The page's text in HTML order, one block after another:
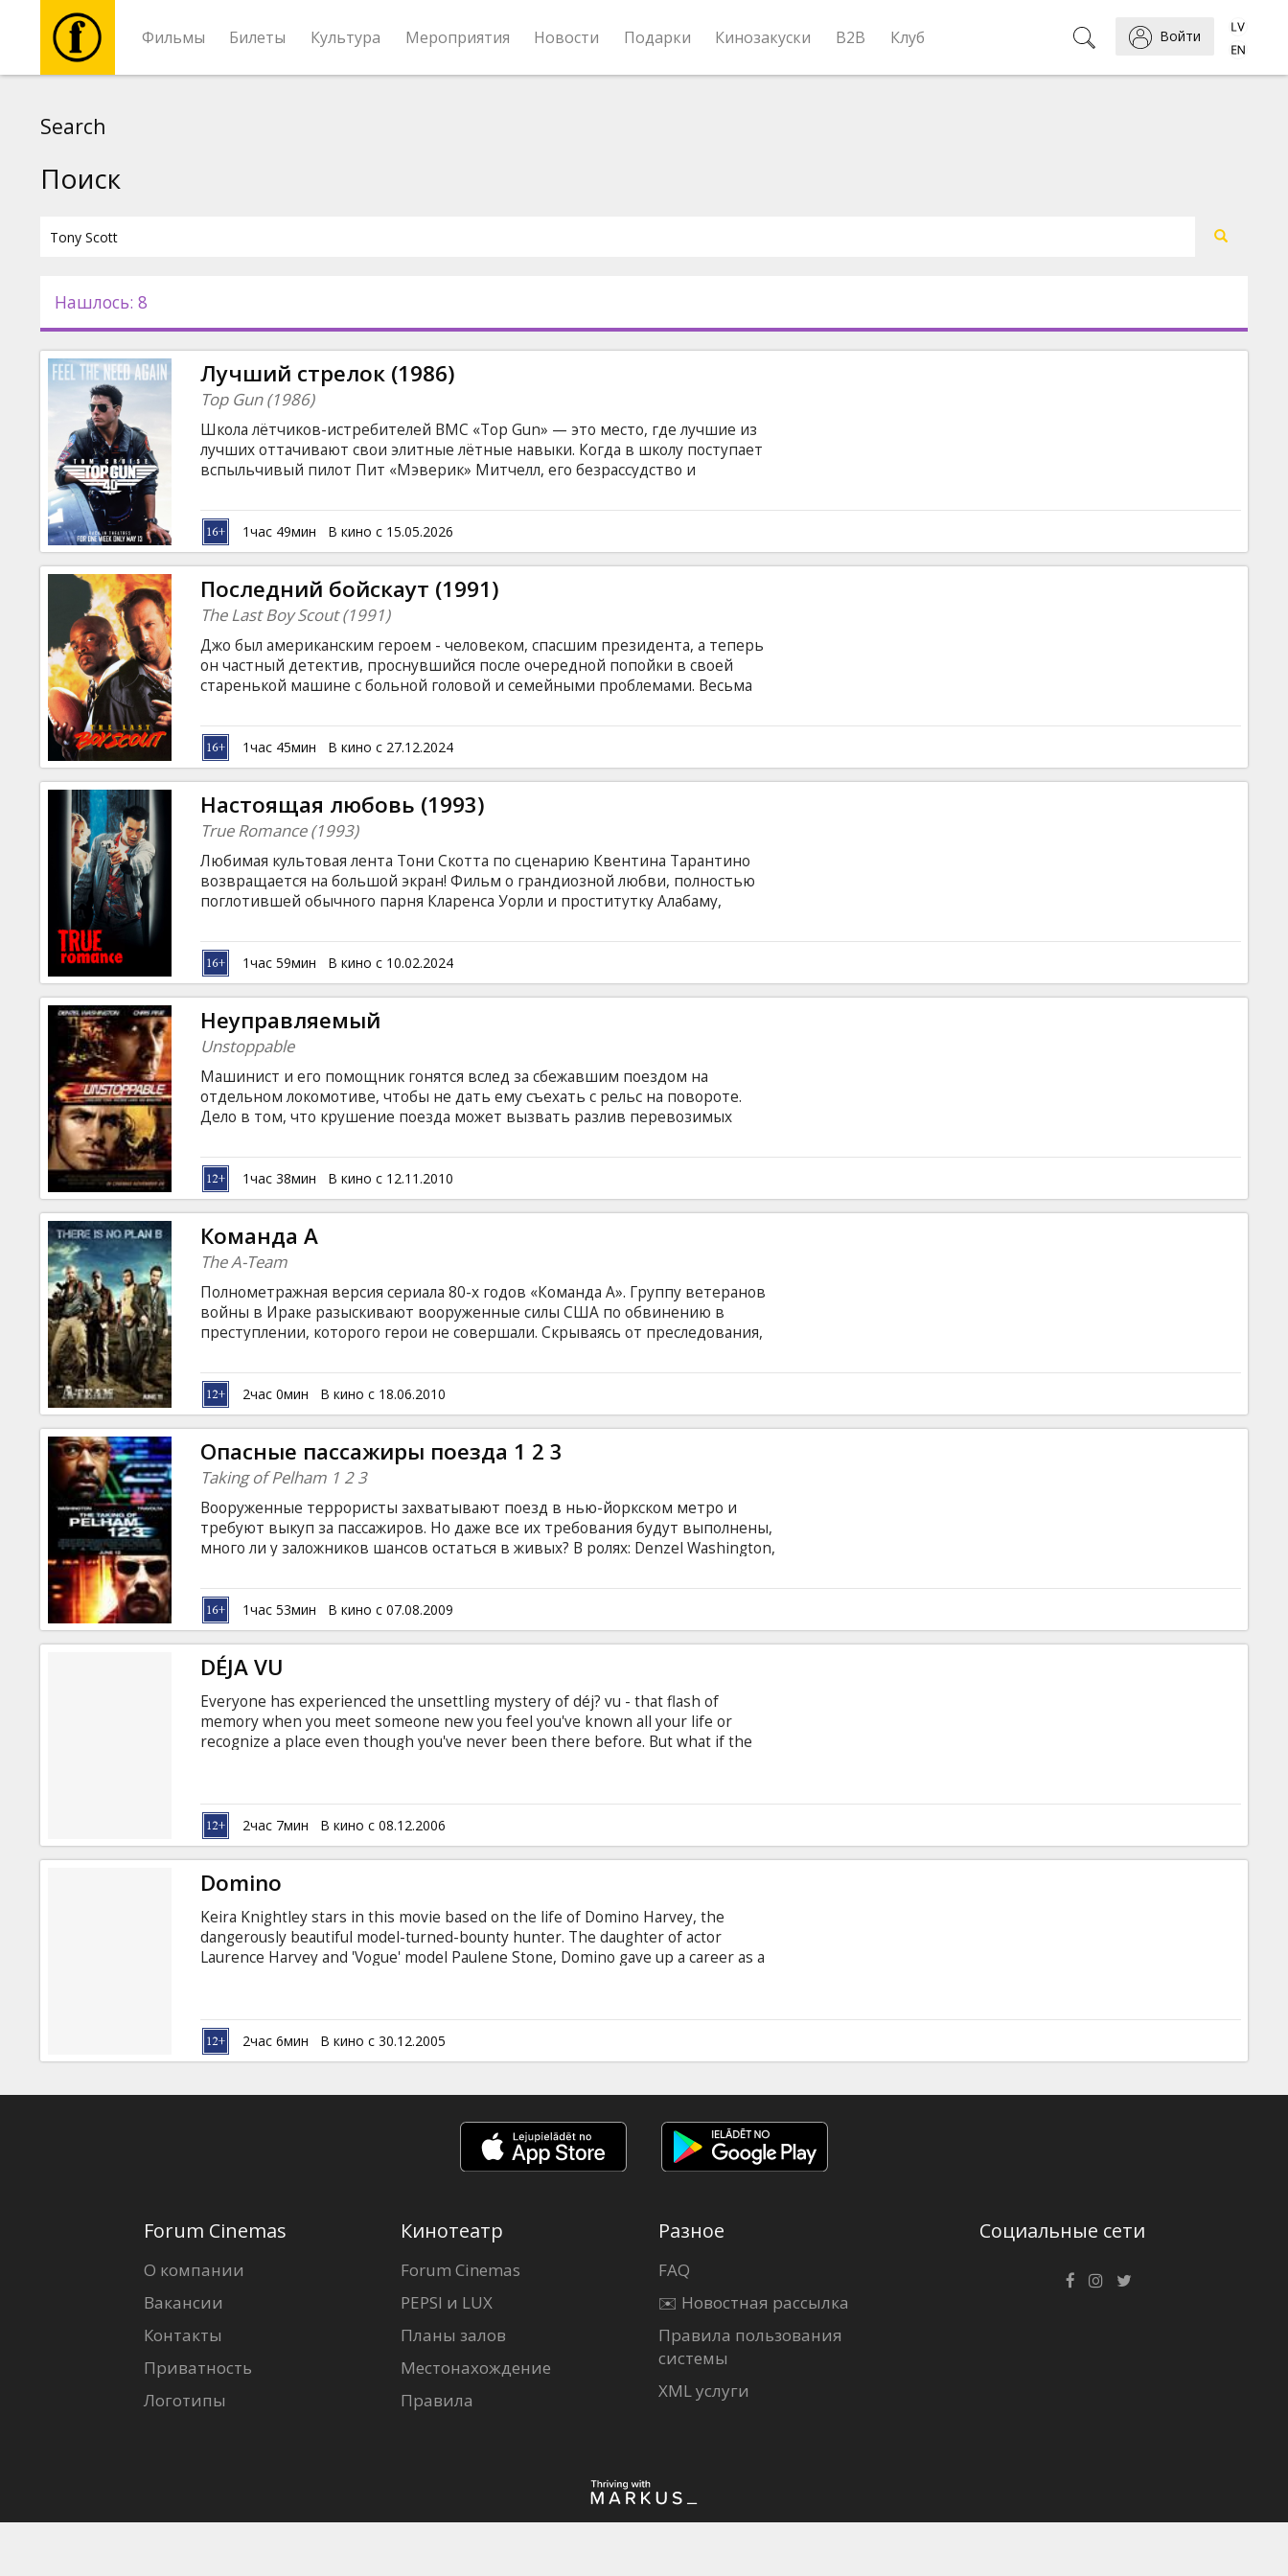
Фильмы Билеты Культура Мероприятия Новости Подарки Кинозакуски B2B Клуб Войти
Новости
Подарки
Кинозакуски
B2B
Клуб
Search
Поиск
Нашлось: 8
Лучший стрелок (1986)
Top Gun (1986)
Школа лётчиков-истребителей ВМС «Top Gun» — это место, где лучшие из
лучших оттачивают свои элитные лётные навыки. Когда в школу поступает
вспыльчивый пилот Пит «Мэверик» Митчелл, его безрассудство и
хладнокровным и сдержанным Айсменом. Фильм на английском языке с
субтитрами на латышском и русском языках.
1час 49мин В кино с 15.05.2026
Последний бойскаут (1991)
The Last Boy Scout (1991)
Джо был американским героем - человеком, спасшим президента, а теперь
он частный детектив, проснувшийся после очередной попойки в своей
старенькой машине с больной головой и семейными проблемами. Весьма
стриптиз-клуба. Однако события выходят из-под контроля - сначала убивают
его друга, а потом и стриптизершу, которую Джо должен охранять.
1час 45мин В кино с 27.12.2024
Настоящая любовь (1993)
True Romance (1993)
Любимая культовая лента Тони Скотта по сценарию Квентина Тарантино
возвращается на большой экран! Фильм о грандиозной любви, полностью
поглотившей обычного парня Кларенса Уорли и проститутку Алабаму,
Днем рождения. В результате Кларенс решает спасти девушку от ее
сутенера, что и делает незамедлительно, после чего влюбленные пускаются
в бега через всю Америку с кейсом наркотиков стоимостью в пять
миллионов долларов. Фильм на английском языке с субтитрами на
латышском и русском языках.
1час 59мин В кино с 10.02.2024
Неуправляемый
Unstoppable
Машинист и его помощник гонятся вслед за сбежавшим поездом на
отдельном локомотиве, чтобы не дать ему съехать с рельс на повороте.
Дело в том, что крушение поезда может вызвать разлив перевозимых
ролях: Denzel Washington, Rosario Dawson, Jessy Schram, Chris Pine, Kevin
Dunn, Elizabeth Mathis Режиссер: Tony Scott Сценарий: Mark Bomback
Продюсер: Chris Ciaffa Фильм на английском языке с субтитрами на
латышском и русском языках.
1час 38мин В кино с 12.11.2010
Команда А
The A-Team
Полнометражная версия сериала 80-х годов «Команда А». Группу ветеранов
войны в Ираке разыскивают вооруженные силы США по обвинению в
преступлении, которого герои не совершали. Скрываясь от преследования,
истории придают вовлеченные в нее нефтяные воротилы и лазерные
технологии. В ролях: Liam Neeson, Bradley Cooper, Jessica Biel, Quinton Jackson,
Sharlto Copley Режиссер: Joe Carnahan Продюсер: Ridley Scott, Tony Scott
Сценарий: Brian Bloom Фильм на английском языке с субтитрами на
латышском и русском языках.
2час 0мин В кино с 18.06.2010
Опасные пассажиры поезда 1 2 3
Taking of Pelham 1 2 3
Вооруженные террористы захватывают поезд в нью-йоркском метро и
требуют выкуп за пассажиров. Но даже все их требования будут выполнены,
много ли у заложников шансов остаться в живых? В ролях: Denzel Washington,
Режиссер: Tony Scott Сценарист: Brian Helgeland Продюсер: Richard Baratta
Фильм на английском языке с субтитрами на латышском и русском языках.
1час 53мин В кино с 07.08.2009
DÉJA VU
Everyone has experienced the unsettling mystery of déj? vu - that flash of
memory when you meet someone new you feel you've known all your life or
recognize a place even though you've never been there before. But what if the
Tony Scott, written by Terry Rossio & Bill Marsilii, it is déj? vu that unexpectedly
guides ATF agent Doug Carlin (DENZEL WASHINGTON) through an investigation
into a shattering crime.
2час 7мин В кино с 08.12.2006
Domino
Keira Knightley stars in this movie based on the life of Domino Harvey, the
dangerously beautiful model-turned-bounty hunter. The daughter of actor
Laurence Harvey and 'Vogue' model Paulene Stone, Domino gave up a career as a
2час 6мин В кино с 30.12.2005
Forum Cinemas
О компании
Вакансии
Контакты
Приватность
Логотипы
Кинотеатр
Forum Cinemas
PEPSI и LUX
Планы залов
Местонахождение
Правила
Разное
FAQ
✉️ Новостная рассылка
Правила пользования
системы
XML услуги
Социальные сети